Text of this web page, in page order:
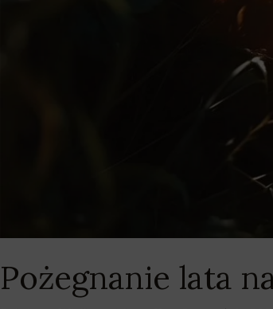
Pożegnanie lata